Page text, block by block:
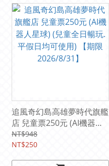
追風奇幻島高雄夢時代旗艦
店 兒童票250元 (AI機器人
星球) (兒童全日暢玩. 平假
日均可使用) 【期限
NT$948
NT$250